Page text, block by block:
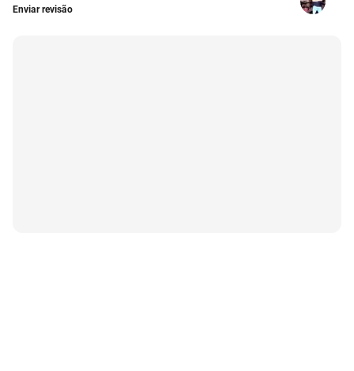
Enviar revisão